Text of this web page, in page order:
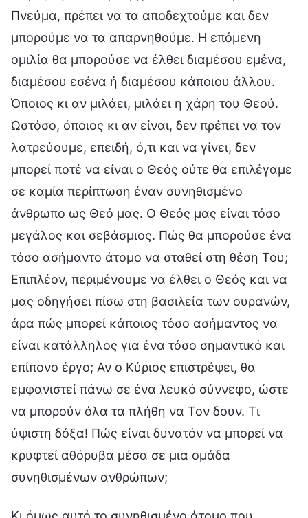
Πνεύμα, πρέπει να τα αποδεχτούμε και δεν
μπορούμε να τα απαρνηθούμε. Η επόμενη
ομιλία θα μπορούσε να έλθει διαμέσου εμένα,
διαμέσου εσένα ή διαμέσου κάποιου άλλου.
Όποιος κι αν μιλάει, μιλάει η χάρη του Θεού.
Ωστόσο, όποιος κι αν είναι, δεν πρέπει να τον
λατρεύουμε, επειδή, ό,τι και να γίνει, δεν
μπορεί ποτέ να είναι ο Θεός ούτε θα επιλέγαμε
σε καμία περίπτωση έναν συνηθισμένο
άνθρωπο ως Θεό μας. Ο Θεός μας είναι τόσο
μεγάλος και σεβάσμιος. Πώς θα μπορούσε ένα
τόσο ασήμαντο άτομο να σταθεί στη θέση Του;
Επιπλέον, περιμένουμε να έλθει ο Θεός και να
μας οδηγήσει πίσω στη βασιλεία των ουρανών,
άρα πώς μπορεί κάποιος τόσο ασήμαντος να
είναι κατάλληλος για ένα τόσο σημαντικό και
επίπονο έργο; Αν ο Κύριος επιστρέψει, θα
εμφανιστεί πάνω σε ένα λευκό σύννεφο, ώστε
να μπορούν όλα τα πλήθη να Τον δουν. Τι
ύψιστη δόξα! Πώς είναι δυνατόν να μπορεί να
κρυφτεί αθόρυβα μέσα σε μια ομάδα
συνηθισμένων ανθρώπων;